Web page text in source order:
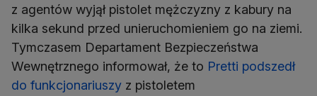
z agentów wyjął pistolet mężczyzny z kabury na
kilka sekund przed unieruchomieniem go na ziemi.
Tymczasem Departament Bezpieczeństwa
Wewnętrznego informował, że to Pretti podszedł
do funkcjonariuszy z pistoletem